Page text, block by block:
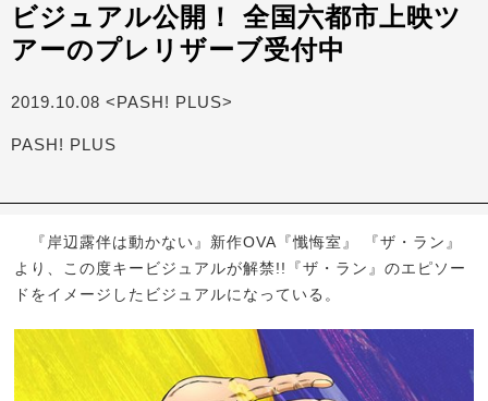
ビジュアル公開！ 全国六都市上映ツ
アーのプレリザーブ受付中
2019.10.08 <PASH! PLUS>
PASH! PLUS
『岸辺露伴は動かない』新作OVA『懺悔室』 『ザ・ラン』
より、この度キービジュアルが解禁!!『ザ・ラン』のエピソー
ドをイメージしたビジュアルになっている。